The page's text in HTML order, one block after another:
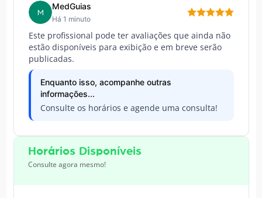
M
MedGuias
Há 1 minuto
Este profissional pode ter avaliações que ainda não
estão disponíveis para exibição e em breve serão
publicadas.
Enquanto isso, acompanhe outras
informações...
Consulte os horários e agende uma consulta!
Horários Disponíveis
Consulte agora mesmo!